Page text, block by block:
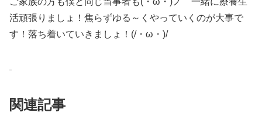
活頑張りましょ！焦らずゆる～くやっていくのが大事で
す！落ち着いていきましょ！(/・ω・)/
関連記事